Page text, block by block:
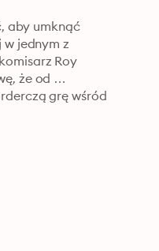
aby umknąć
jednym z
Roy
że od
grę wśród